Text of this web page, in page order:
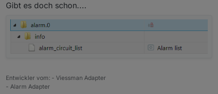
Gibt es doch schon....
Entwickler vom: - Viessman Adapter
- Alarm Adapter